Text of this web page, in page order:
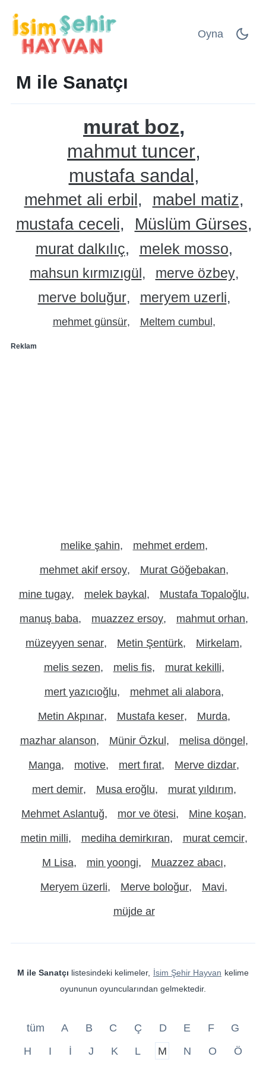
Oyna
M ile Sanatçı
murat boz
mahmut tuncer
mustafa sandal
mehmet ali erbil
mabel matiz
mustafa ceceli
Müslüm Gürses
murat dalkılıç melek mosso
mahsun kırmızıgül
merve özbey
merve boluğur
meryem uzerli
mehmet günsür Meltem cumbul
Reklam
melike şahin mehmet erdem
mehmet akif ersoy Murat Göğebakan
mine tugay melek baykal Mustafa Topaloğlu
manuş baba muazzez ersoy mahmut orhan
müzeyyen senar Metin Şentürk Mirkelam
melis sezen melis fis murat kekilli
mert yazıcıoğlu mehmet ali alabora
Metin Akpınar Mustafa keser Murda
mazhar alanson Münir Özkul melisa döngel
Manga motive mert fırat Merve dizdar
mert demir Musa eroğlu murat yıldırım
Mehmet Aslantuğ mor ve ötesi Mine koşan
metin milli mediha demirkıran murat cemcir
M Lisa min yoongi Muazzez abacı
Meryem üzerli Merve boloğur Mavi
müjde ar
M ile Sanatçı listesindeki kelimeler, İsim Şehir Hayvan kelime
oyununun oyuncularından gelmektedir.
tüm A B C Ç D E F
G
H
I İ J K L M N O Ö